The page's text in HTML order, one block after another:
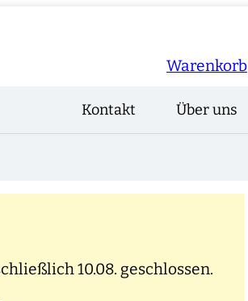
Warenkorb
Über uns
Kontakt
10.08. geschlossen.